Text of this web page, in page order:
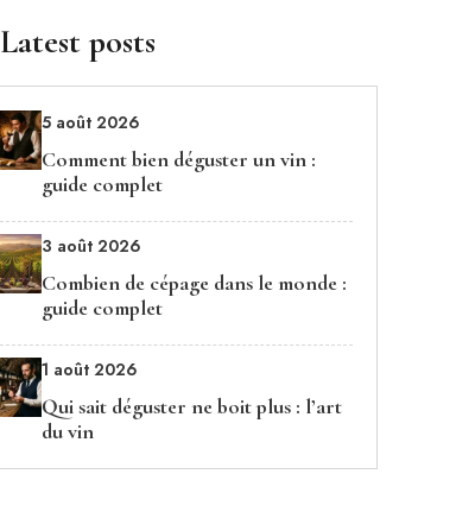
Latest posts
5 août 2026
Comment bien déguster un vin :
guide complet
3 août 2026
Combien de cépage dans le monde :
guide complet
1 août 2026
Qui sait déguster ne boit plus : l’art
du vin